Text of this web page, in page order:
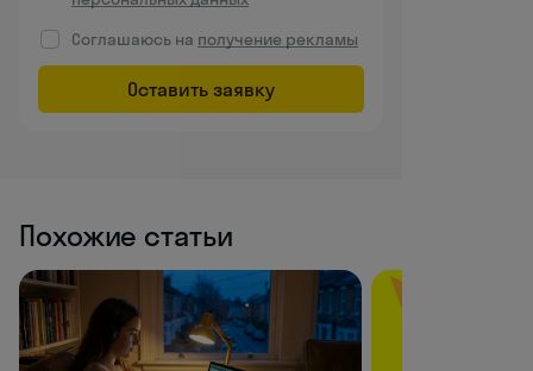
Соглашаюсь на получение рекламы
Оставить заявку
Похожие статьи